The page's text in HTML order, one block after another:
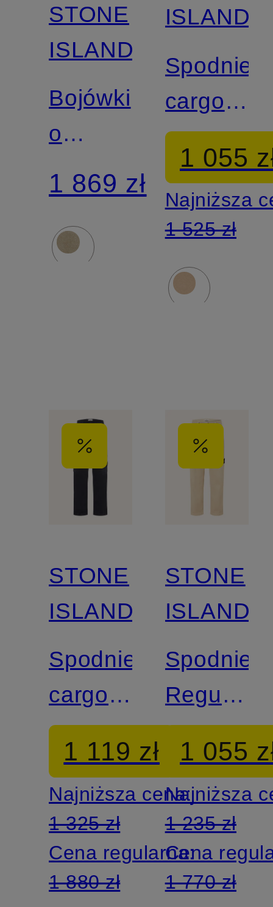
STONE
ISLAND
Bojówki
o
regularnym,
zwężanym
kroju
1 869 zł
ISLAND
Spodnie
cargo
Regular
Fit1 055
Najniższa
1 525 zł
STONE
ISLAND
Spodnie
cargo o
regularnym
kroju
1 119 zł
Najniższa cena:
1 325 zł
Cena regularna:
1 880 zł
STONE
ISLAND
Spodnie
Regular
Fit
1 055
Najniższa
1 235 zł
Cena
1 770 zł